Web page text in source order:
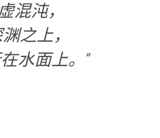
混沌，
之上，
水面上。”